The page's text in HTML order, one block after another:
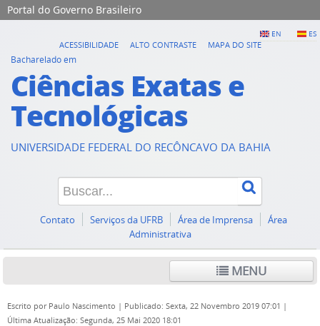
Portal do Governo Brasileiro
EN ES
ACESSIBILIDADE ALTO CONTRASTE
MAPA DO SITE
Bacharelado em
Ciências Exatas e
Tecnológicas
UNIVERSIDADE FEDERAL DO RECÔNCAVO DA BAHIA
Contato Serviços da UFRB Área de Imprensa
Área
Administrativa
MENU
Escrito por Paulo Nascimento | Publicado: Sexta, 22 Novembro 2019 07:01 |
Última Atualização: Segunda, 25 Mai 2020 18:01